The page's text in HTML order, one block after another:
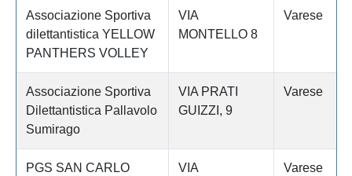
Associazione Sportiva
dilettantistica YELLOW
PANTHERS VOLLEY
VIA
MONTELLO 8
Varese
Associazione Sportiva
Dilettantistica Pallavolo
Sumirago
VIA PRATI
GUIZZI, 9
Varese
PGS SAN CARLO
VIA
Varese